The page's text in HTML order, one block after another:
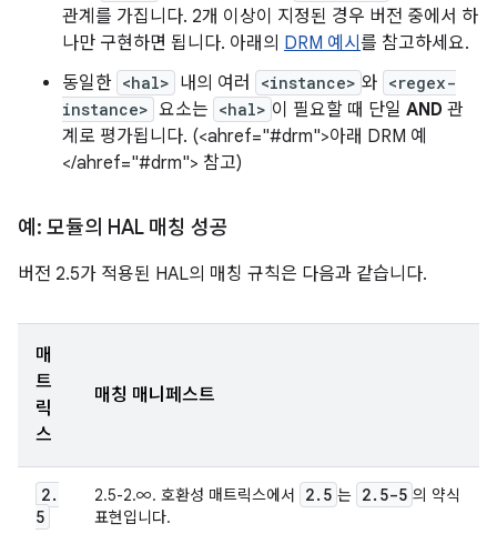
관계를 가집니다. 2개 이상이 지정된 경우 버전 중에서 하
나만 구현하면 됩니다. 아래의 DRM 예시 를 참고하세요.
동일한 <hal> 내의 여러 <instance> 와 <regex-
instance> 요소는 <hal> 이 필요할 때 단일 AND 관
계로 평가됩니다. (<ahref="#drm">아래 DRM 예
</ahref="#drm"> 참고)
예: 모듈의 HAL 매칭 성공
버전 2.5가 적용된 HAL의 매칭 규칙은 다음과 같습니다.
매
트
릭
스
매칭 매니페스트
2.
5
2.5-2.∞. 호환성 매트릭스에서 2. 5 는 2. 5-5 의 약식
표현입니다.